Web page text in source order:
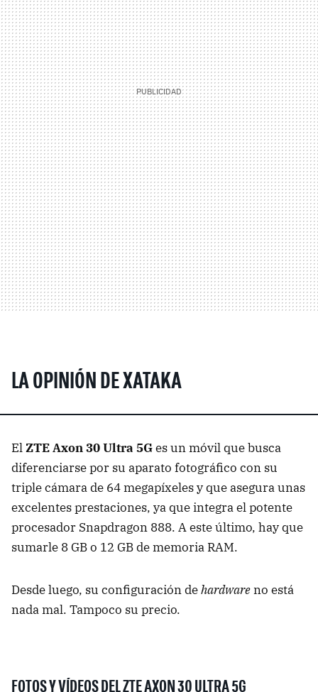
LA OPINIÓN DE XATAKA
ElZTE Axon 30 Ultra 5Ges un móvil que busca
diferenciarse por su aparato fotográfico con su
triple cámara de 64 megapíxeles y que asegura unas
excelentes prestaciones, ya que integra el potente
procesador Snapdragon 888. A este último, hay que
sumarle 8 GB o 12 GB de memoria RAM.
Desde luego, su configuración dehardwareno está
nada mal. Tampoco su precio.
FOTOS Y VÍDEOS DEL ZTE AXON 30 ULTRA 5G